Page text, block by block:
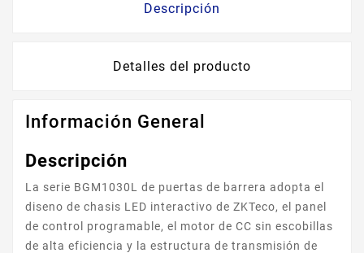
Descripción
Detalles del producto
Información General
Descripción
La serie BGM1030L de puertas de barrera adopta el
diseno de chasis LED interactivo de ZKTeco, el panel
de control programable, el motor de CC sin escobillas
de alta eficiencia y la estructura de transmisión de